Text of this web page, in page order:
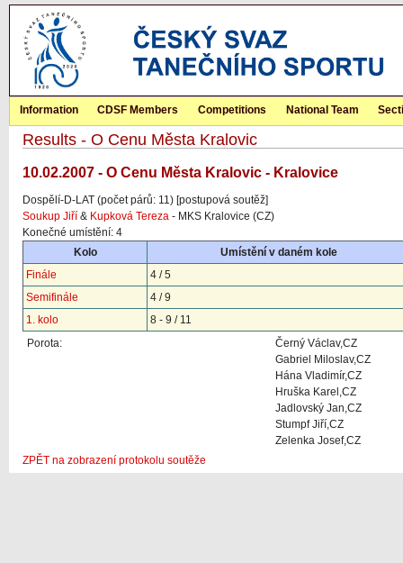
Information CDSF Members Competitions National Team
Results - O Cenu Města Kralovic
10.02.2007 - O Cenu Města Kralovic - Kralovice
Dospělí-D-LAT (počet párů: 11) [postupová soutěž]
Soukup Jiří & Kupková Tereza - MKS Kralovice (CZ)
Konečné umístění: 4
Kolo
Umístění v daném kole
Finále
4 / 5
Semifinále
4 / 9
1. kolo
8 - 9 / 11
Porota:
Černý Václav,CZ
Gabriel Miloslav,CZ
Hána Vladimír,CZ
Hruška Karel,CZ
Jadlovský Jan,CZ
Stumpf Jiří,CZ
Zelenka Josef,CZ
ZPĚT na zobrazení protokolu soutěže